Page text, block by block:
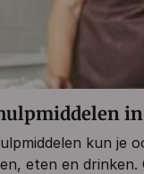
kun je
eten en drinken.